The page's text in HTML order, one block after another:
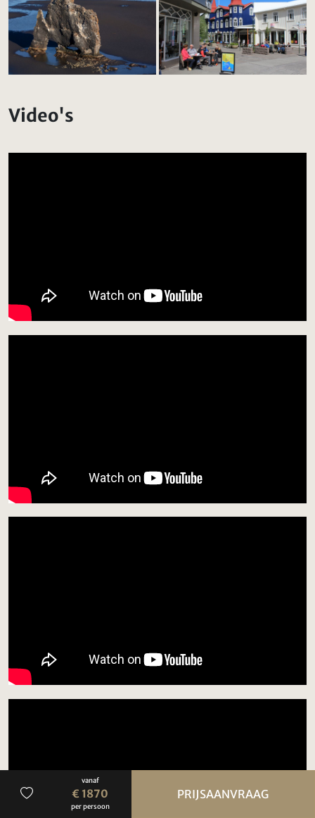
Video's
vanaf
€ 1870
per persoon
PRIJSAANVRAAG